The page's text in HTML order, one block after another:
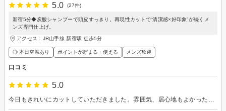
5.0
(27件)
新宿5分◆炭酸シャンプーで頭皮すっきり。再現性カットで“清潔感×好印象”が続くメ
ンズ専門仕上げ。
アクセス：JR山手線 新宿駅 徒歩5分
◎ 本日空席あり ポイントが貯まる・使える メンズ歓迎
口コミ
5.0